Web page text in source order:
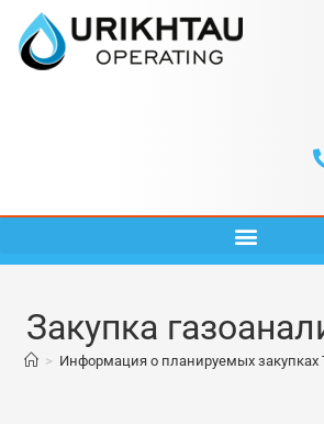
Закупка
> Информация о планируемых